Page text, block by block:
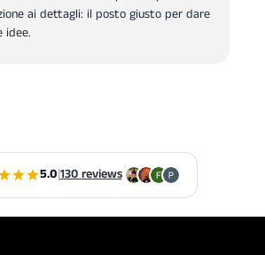
ai dettagli: il posto giusto per dare
idee.
5.0|130 reviews